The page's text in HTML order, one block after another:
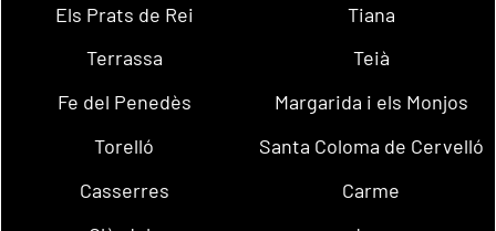
Els Prats de Rei
Tiana
Terrassa
Teià
Fe del Penedès
Margarida i els Monjos
Torelló
Santa Coloma de Cervelló
Casserres
Carme